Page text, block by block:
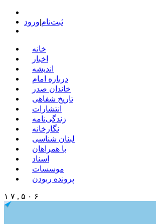
ثبت‌نام|ورود
خانه
اخبار
اندیشه
درباره امام
خاندان صدر
تاریخ شفاهی
انتشارات
زندگی‌نامه
نگارخانه
لبنان شناسی
با همراهان
اسناد
موسسات
پرونده ربودن
۱ ۷ , ۵ ۰ ۶